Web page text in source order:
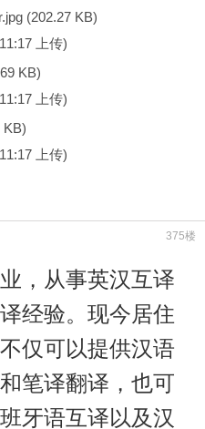
(202.27 KB)
上传)
KB)
上传)
KB)
上传)
375楼
，从事英汉互译
经验。现今居住
仅可以提供汉语
笔译翻译，也可
牙语互译以及汉